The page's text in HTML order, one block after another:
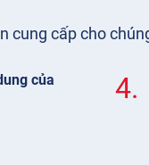
cung cấp cho
của
4.